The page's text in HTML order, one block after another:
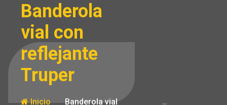
Banderola
vial con
reflejante
Truper
Inicio
Banderola vial